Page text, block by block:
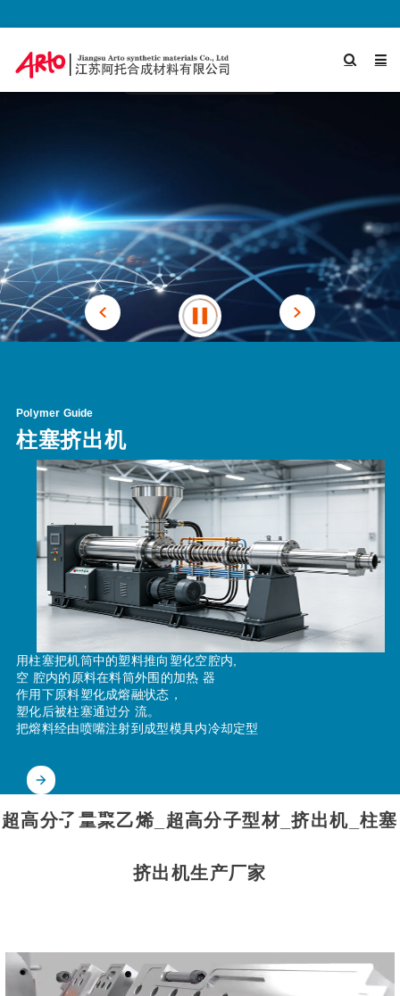
previous next
Polymer Guide
柱塞挤出机
用柱塞把机筒中的塑料推向塑化空腔内,
空 腔内的原料在料筒外围的加热 器
作用下原料塑化成熔融状态，
塑化后被柱塞通过分 流。
把熔料经由喷嘴注射到成型模具内冷却定型
超高分子量聚乙烯_超高分子型材_挤出机_柱塞
挤出机生产厂家